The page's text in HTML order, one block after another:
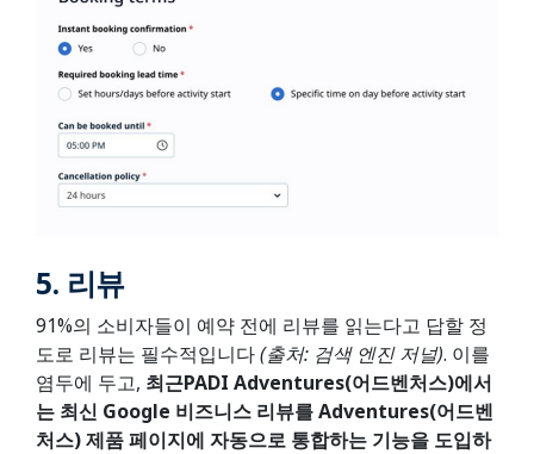
5. 리뷰
91%의 소비자들이 예약 전에 리뷰를 읽는다고 답할 정
도로 리뷰는 필수적입니다(출처: 검색 엔진 저널). 이를
염두에 두고, 최근PADI Adventures(어드벤처스)에서
는 최신 Google 비즈니스 리뷰를 Adventures(어드벤
처스) 제품 페이지에 자동으로 통합하는 기능을 도입하